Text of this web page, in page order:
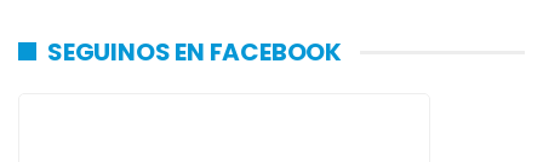
SEGUINOS EN FACEBOOK